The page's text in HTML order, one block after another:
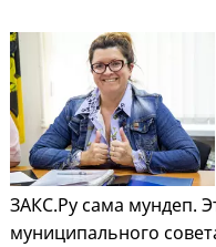
ЗАКС.Ру сама мундеп.
муниципального